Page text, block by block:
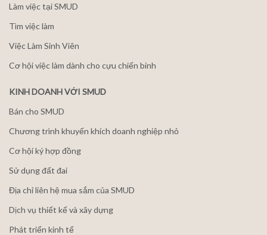
Làm việc tại SMUD
Tìm việc làm
Việc Làm Sinh Viên
Cơ hội việc làm dành cho cựu chiến binh
KINH DOANH VỚI SMUD
Bán cho SMUD
Chương trình khuyến khích doanh nghiệp nhỏ
Cơ hội ký hợp đồng
Sử dụng đất đai
Địa chỉ liên hệ mua sắm của SMUD
Dịch vụ thiết kế và xây dựng
Phát triển kinh tế